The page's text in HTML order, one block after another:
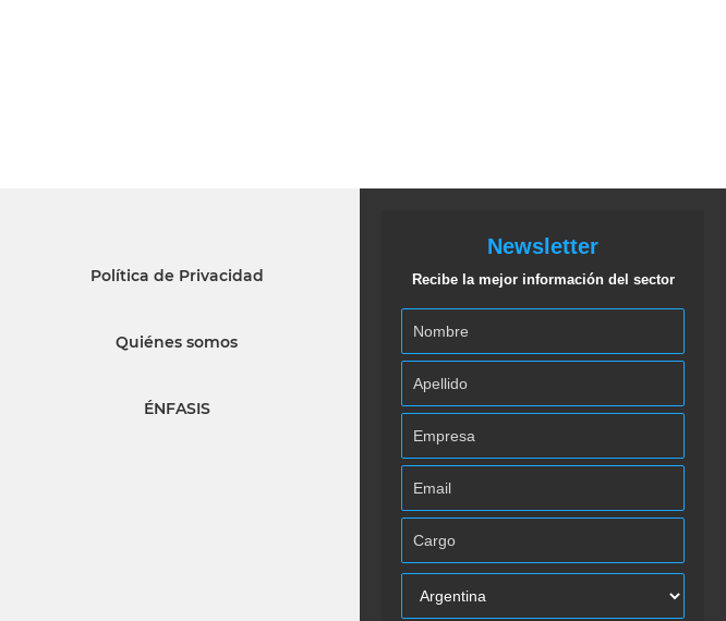
Política de Privacidad
Quiénes somos
ÉNFASIS
Newsletter
Recibe la mejor información del sector